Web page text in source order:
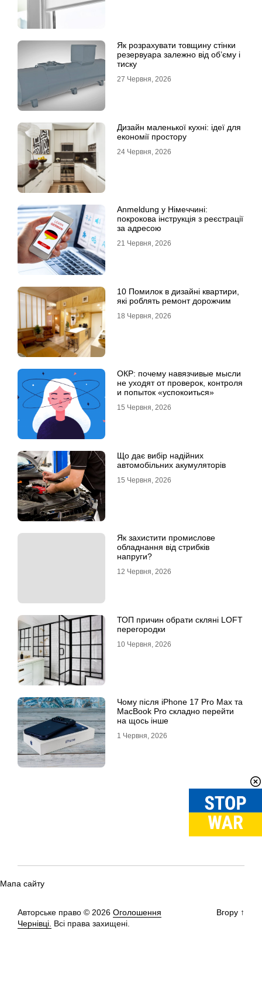
Як розрахувати товщину стінки
резервуара залежно від об’єму і
тиску
27 Червня, 2026
Дизайн маленької кухні: ідеї для
економії простору
24 Червня, 2026
Anmeldung у Німеччині:
покрокова інструкція з реєстрації
за адресою
21 Червня, 2026
10 Помилок в дизайні квартири,
які роблять ремонт дорожчим
18 Червня, 2026
ОКР: почему навязчивые мысли
не уходят от проверок, контроля
и попыток «успокоиться»
15 Червня, 2026
Що дає вибір надійних
автомобільних акумуляторів
15 Червня, 2026
Як захистити промислове
обладнання від стрибків
напруги?
12 Червня, 2026
ТОП причин обрати скляні LOFT
перегородки
10 Червня, 2026
Чому після iPhone 17 Pro Max та
MacBook Pro складно перейти
на щось інше
1 Червня, 2026
Мапа сайту
Авторське право © 2026 Оголошення
Чернівці. Всі права захищені.
Вгору ↑